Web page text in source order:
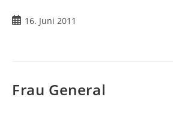
Beitrag16. Juni 2011
Frau General